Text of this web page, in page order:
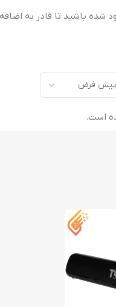
است.
شده باشید تا قادر به